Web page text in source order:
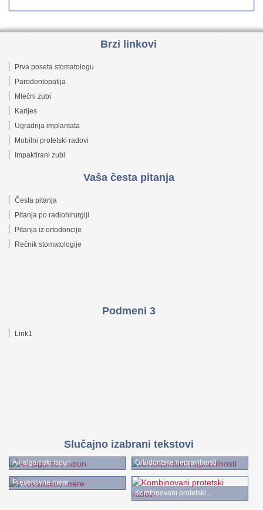
Brzi linkovi
Prva poseta stomatologu
Parodontopatija
Mlečni zubi
Karijes
Ugradnja implantata
Mobilni protetski radovi
Impaktirani zubi
Vaša česta pitanja
Česta pitanja
Pitanja po radiohirurgiji
Pitanja iz ortodoncije
Rečnik stomatologije
Podmeni 3
Link1
Slučajno izabrani tekstovi
Amalgamski ispun Ortodontske nepravilnosti
Preventivne mere
Kombinovani protetski ...